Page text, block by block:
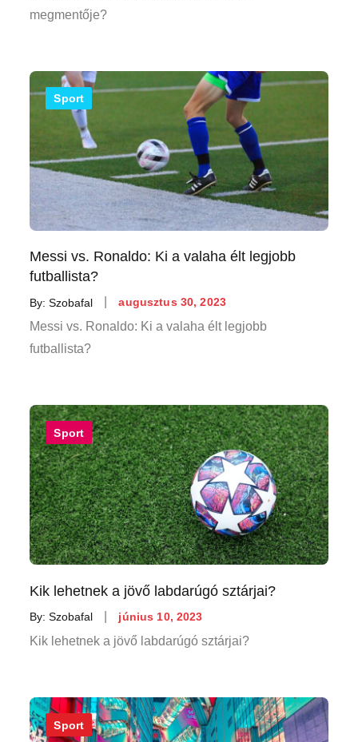
megmentője?
Sport
Messi vs. Ronaldo: Ki a valaha élt legjobb
futballista?
By:Szobafal
Posted
on
augusztus 30, 2023
Messi vs. Ronaldo: Ki a valaha élt legjobb
futballista?
Sport
Kik lehetnek a jövő labdarúgó sztárjai?
By:Szobafal
Posted
on
június 10, 2023
Kik lehetnek a jövő labdarúgó sztárjai?
Sport